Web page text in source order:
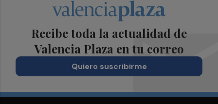
Recibe toda la actualidad de
Valencia Plaza en tu correo
Quiero suscribirme